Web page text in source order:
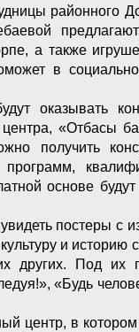
районного
а также
в
оказывать
«Отбасы
получить
программ,
основе будут
постеры с
и историю
других. Под их
«Будь
центр, в